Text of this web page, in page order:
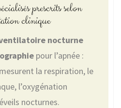
prescrits selon
clinique
nocturne
pour l’apnée :
la respiration, le
l’oxygénation
nocturnes.